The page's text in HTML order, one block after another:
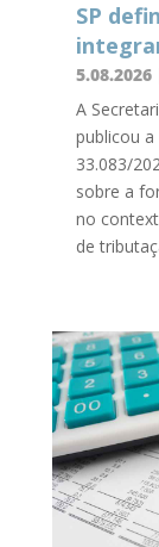
SP
5.08.2026
A
publicou a
33.083/
sobre a
no
de